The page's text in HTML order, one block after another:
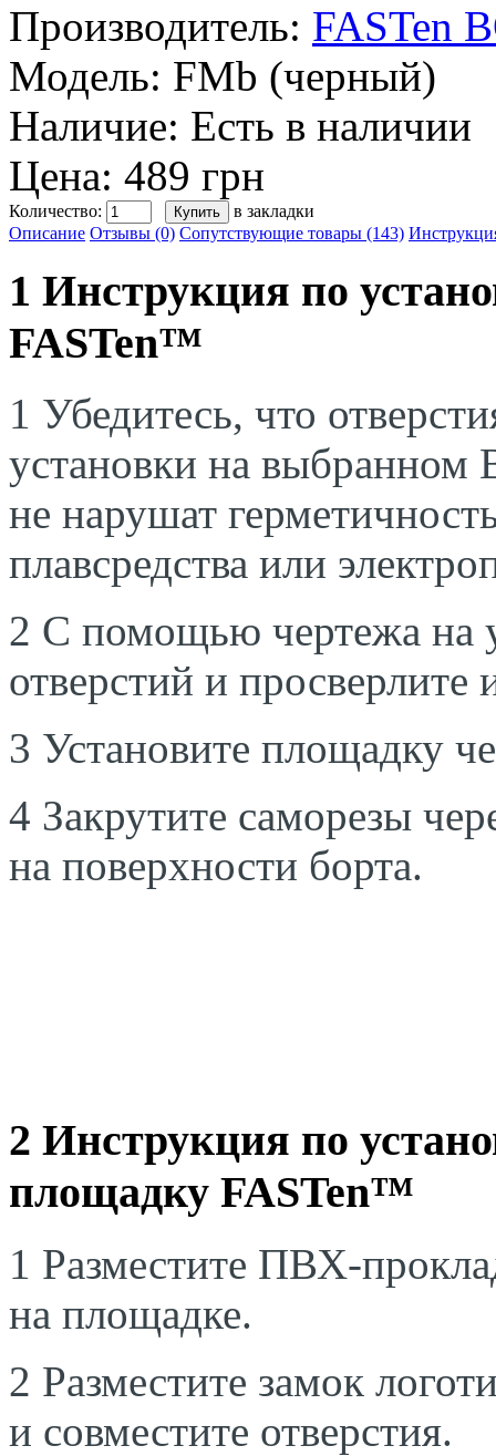
Производитель: FASTen
Модель: FMb (черный)
Наличие: Есть в наличии
Цена: 489 грн
Количество:
в закладки
Описание Отзывы (0) Сопутствующие товары (143)
1 Инструкция по
FASTen™
1 Убедитесь, что
установки на выбранном
не нарушат
плавсредства или
2 С помощью чертежа на
отверстий и просверлите
3 Установите площадку
4 Закрутите саморезы
на поверхности борта.
2 Инструкция по
площадку FASTen™
1 Разместите ПВХ-
на площадке.
2 Разместите замок
и совместите отверстия.